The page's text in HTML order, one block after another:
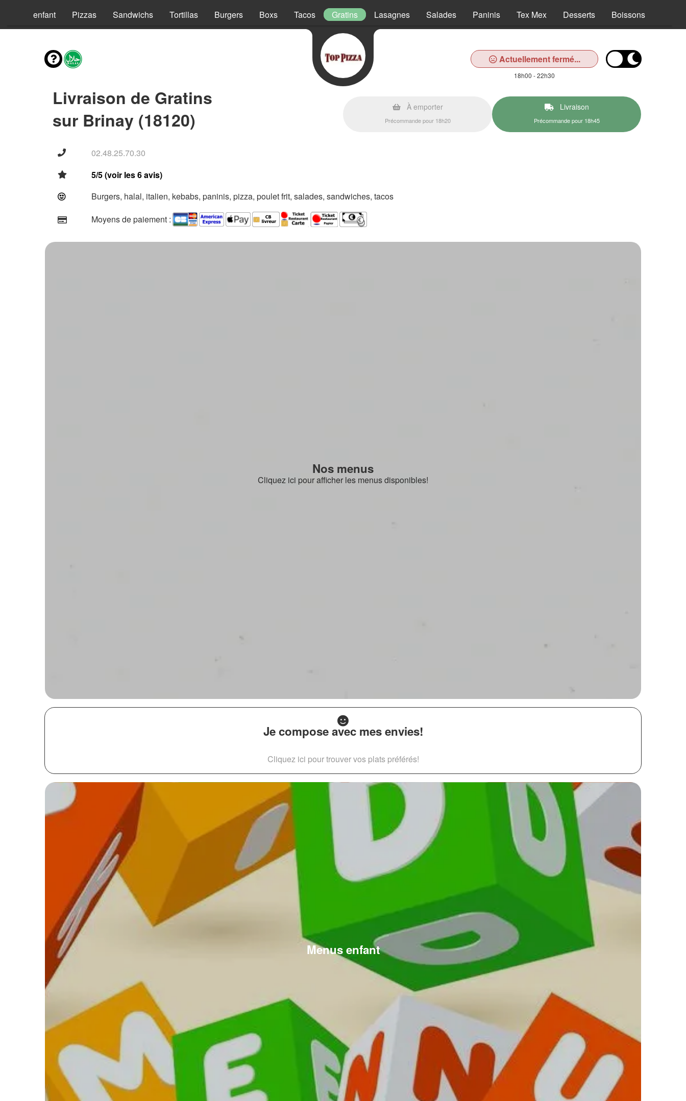
Menus enfant Pizzas Sandwichs Tortillas Burgers Boxs Tacos Gratins Lasagnes Salades Paninis Tex Mex Desserts Boissons
Actuellement fermé...
18h00 - 22h30
Livraison de Gratins
sur Brinay (18120)
À emporter
Précommande pour 18h20
Livraison
Précommande pour 18h45
02.48.25.70.30
5/5 (voir les 6 avis)
Burgers, halal, italien, kebabs, paninis, pizza, poulet frit, salades, sandwiches, tacos
Moyens de paiement :
Nos menus
Cliquez ici pour afficher les menus disponibles!
Je compose avec mes envies!
Cliquez ici pour trouver vos plats préférés!
Menus enfant